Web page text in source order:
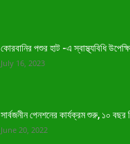
কোরবানির পশুর হাট -এ স্বাস্থ্যবিধি
July 16, 2023
সার্বজনীন পেনশনের কার্যক্রম শুরু, ১০ বছর
June 20, 2022